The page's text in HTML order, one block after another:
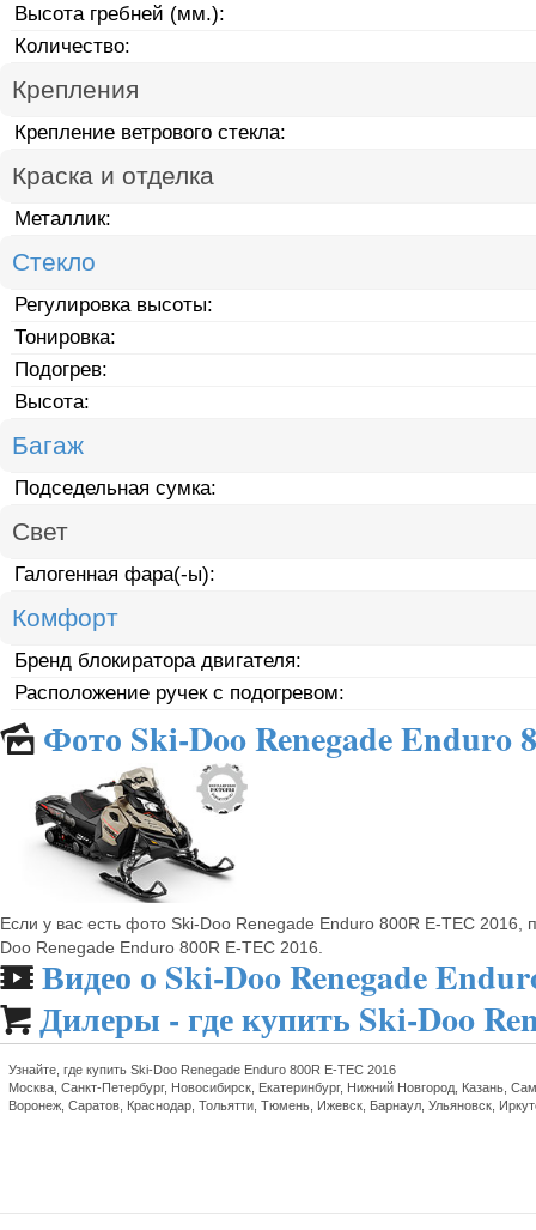
Высота гребней (мм.):
Количество:
Крепления
Крепление ветрового стекла:
Краска и отделка
Металлик:
Стекло
Регулировка высоты:
Тонировка:
Подогрев:
Высота:
Багаж
Подседельная сумка:
Свет
Галогенная фара(-ы):
Комфорт
Бренд блокиратора двигателя:
Расположение ручек с подогревом:
🌄 Фото Ski-Doo Renegade Enduro
Если у вас есть фото Ski-Doo Renegade Enduro 800R E-TEC
Doo Renegade Enduro 800R E-TEC 2016.
🎬 Видео о Ski-Doo Renegade
 Дилеры - где купить Ski-Doo
Узнайте, где купить Ski-Doo Renegade Enduro 800R E-TEC 2016
Москва, Санкт-Петербург, Новосибирск, Екатеринбург, Нижний Новгород, Казань,
Воронеж, Саратов, Краснодар, Тольятти, Тюмень, Ижевск, Барнаул, Ульяновск,